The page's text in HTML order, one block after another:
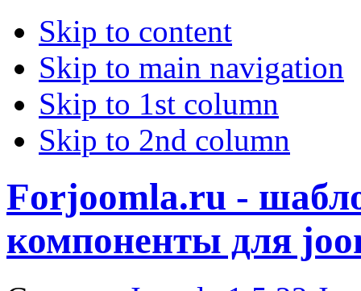
Skip to content
Skip to main navigation
Skip to 1st column
Skip to 2nd column
Forjoomla.ru -
компоненты для